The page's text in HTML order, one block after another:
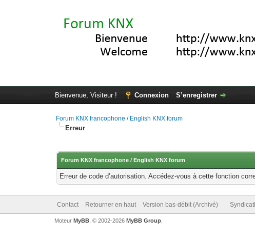
Bienvenue, Visiteur ! Connexion S’enregistrer
Forum KNX francophone / English KNX forum
Erreur
Forum KNX francophone / English KNX forum
Erreur de code d’autorisation. Accédez-vous à cette fonction
Contact Retourner en haut Version bas-débit (Archivé)
Moteur MyBB, © 2002-2026 MyBB Group.